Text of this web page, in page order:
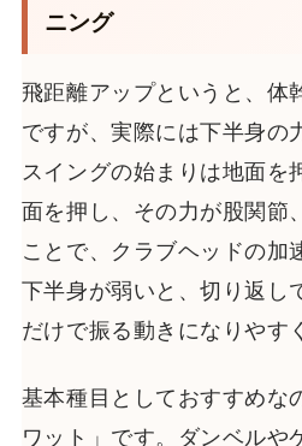
ニング
飛距離アップというと、体
ですが、実際には下半身の
スイングの始まりは地面を
面を押し、その力が股関節
ことで、クラブヘッドの加
下半身が弱いと、切り返し
だけで振る動きになりやす
基本種目としておすすめな
ワット」です。ダンベルや